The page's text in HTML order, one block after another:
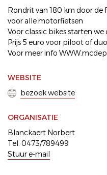
Rondrit van 180 km door de
voor alle motorfietsen
Voor classic bikes starten
Prijs 5 euro voor piloot of
Voor meer info
WEBSITE
bezoek website
ORGANISATIE
Blanckaert Norbert
Tel. 0473/789499
Stuur e-mail